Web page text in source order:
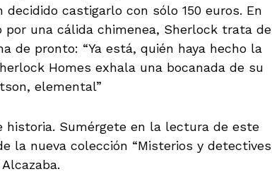
castigarlo con sólo 150 euros. En
una cálida chimenea, Sherlock trata de
de pronto: “Ya está, quién haya hecho la
Homes exhala una bocanada de su
elemental”
historia. Sumérgete en la lectura de este
la nueva colección “Misterios y detectives